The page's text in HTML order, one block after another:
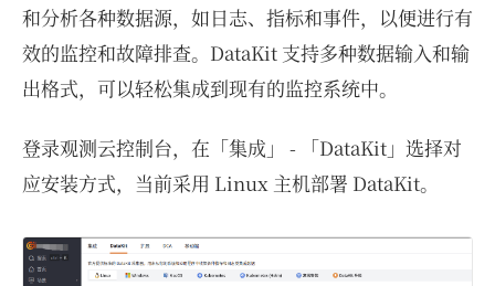
和分析各种数据源，如日志、指标和事件，以便进行有
效的监控和故障排查。DataKit 支持多种数据输入和输
出格式，可以轻松集成到现有的监控系统中。
登录观测云控制台，在「集成」 - 「DataKit」选择对
应安装方式，当前采用 Linux 主机部署 DataKit。